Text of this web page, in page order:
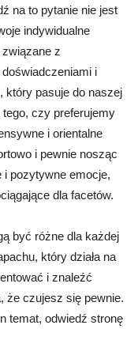
na to pytanie nie jest
indywidualne
z
i
który pasuje do naszej
czy preferujemy
i orientalne
i pewnie nosząc
i pozytywne emocje,
dla facetów.
być różne dla każdej
który działa na
i znaleźć
że czujesz się pewnie.
temat, odwiedź stronę